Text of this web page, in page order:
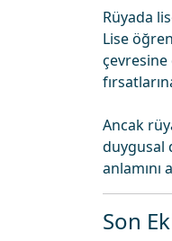
Rüyada
Lise
çevresine
Ancak
duygusal
anlamını
Son